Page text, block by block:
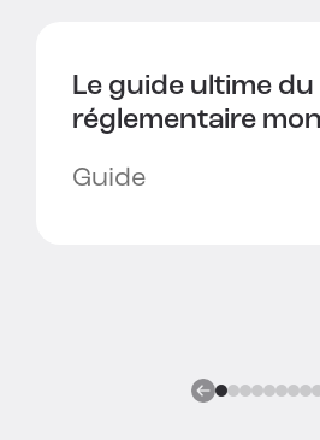
Le guide ultime du
réglementaire
Guide